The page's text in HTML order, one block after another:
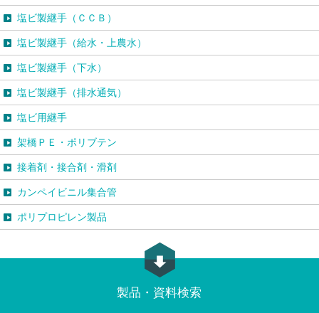
塩ビ製継手（ＣＣＢ）
塩ビ製継手（給水・上農水）
塩ビ製継手（下水）
塩ビ製継手（排水通気）
塩ビ用継手
架橋ＰＥ・ポリブテン
接着剤・接合剤・滑剤
カンペイビニル集合管
ポリプロピレン製品
製品・資料検索